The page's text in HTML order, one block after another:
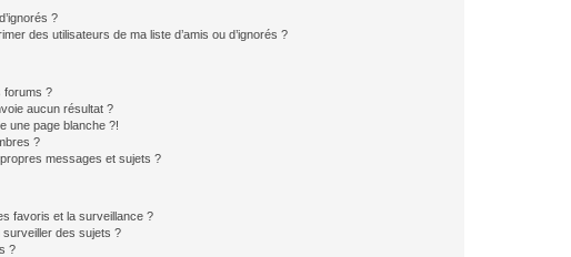
?
des utilisateurs de ma liste d’amis ou d’ignorés ?
forums ?
aucun résultat ?
une page blanche ?!
?
messages et sujets ?
favoris et la surveillance ?
des sujets ?
?